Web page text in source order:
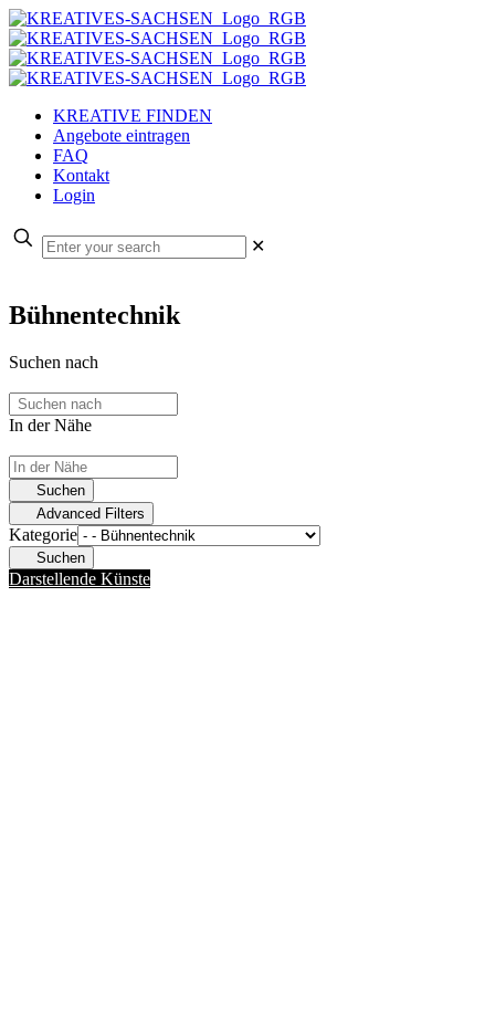
KREATIVE FINDEN
Angebote eintragen
FAQ
Kontakt
Login
✕
Bühnentechnik
Suchen nach
In der Nähe
Suchen
Advanced Filters
Kategorie
Suchen
Darstellende Künste